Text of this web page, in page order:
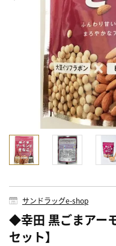
サンドラッグe-shop
◆幸田 黒ごまアー
セット】